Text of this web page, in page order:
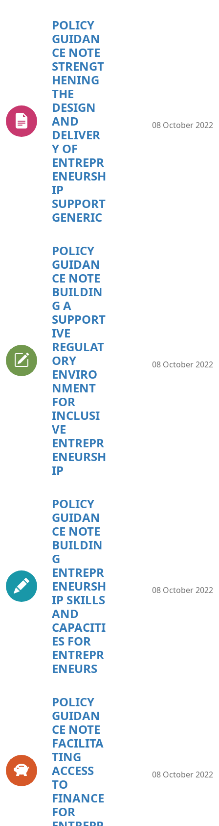
POLICY
GUIDAN
CE NOTE
STRENGT
HENING
THE
DESIGN
AND
DELIVER
Y OF
ENTREPR
ENEURSH
IP
SUPPORT
GENERIC
08 October 2022
POLICY
GUIDAN
CE NOTE
BUILDIN
G A
SUPPORT
IVE
REGULAT
ORY
ENVIRO
NMENT
FOR
INCLUSI
VE
ENTREPR
ENEURSH
IP
08 October 2022
POLICY
GUIDAN
CE NOTE
BUILDIN
G
ENTREPR
ENEURSH
IP SKILLS
AND
CAPACITI
ES FOR
ENTREPR
ENEURS
08 October 2022
POLICY
GUIDAN
CE NOTE
FACILITA
TING
ACCESS
TO
FINANCE
FOR
08 October 2022